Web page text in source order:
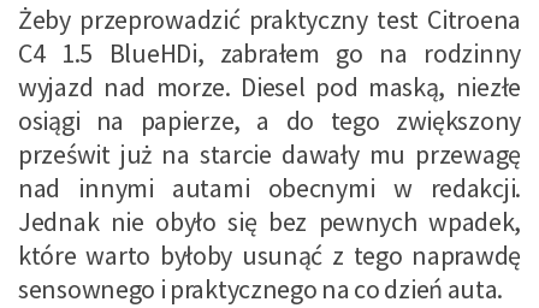
Żeby przeprowadzić praktyczny test Citroena
C4 1.5 BlueHDi, zabrałem go na rodzinny
wyjazd nad morze. Diesel pod maską, niezłe
osiągi na papierze, a do tego zwiększony
prześwit już na starcie dawały mu przewagę
nad innymi autami obecnymi w redakcji.
Jednak nie obyło się bez pewnych wpadek,
które warto byłoby usunąć z tego naprawdę
sensownego i praktycznego na co dzień auta.